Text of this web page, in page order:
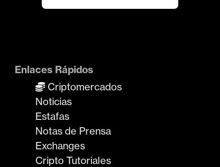
Enlaces Rápidos
Criptomercados
Noticias
Estafas
Notas de Prensa
Exchanges
Cripto Tutoriales